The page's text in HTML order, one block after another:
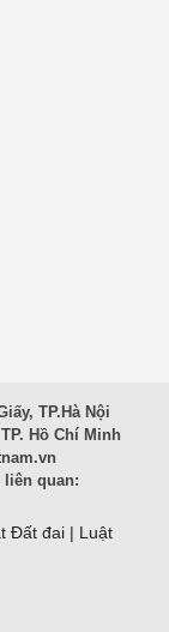
TP.Hà Nội
Hồ Chí Minh
liên quan:
Đất đai | Luật